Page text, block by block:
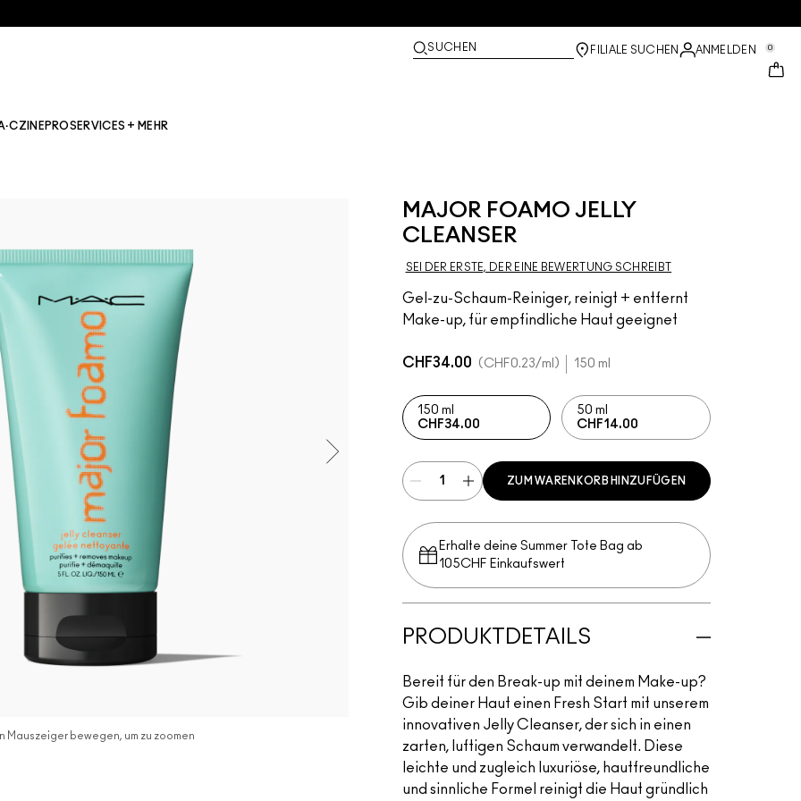
SUCHEN FILIALE SUCHEN ANMELDEN 0
PROSERVICES + MEHR
MAJOR FOAMO JELLY
CLEANSER
SEI DER ERSTE, DER EINE BEWERTUNG SCHREIBT
Gel-zu-Schaum-Reiniger, reinigt + entfernt
Make-up, für empfindliche Haut geeignet
Mauszeiger bewegen, um zu zoomen
CHF34.00 CHF0.23/ml 150 ml
150 ml
CHF34.00
50 ml
CHF14.00
ZUM WARENKORB HINZUFÜGEN
Erhalte deine Summer Tote Bag ab
105CHF Einkaufswert​
PRODUKTDETAILS
Bereit für den Break-up mit deinem Make-up?
Gib deiner Haut einen Fresh Start mit unserem
innovativen Jelly Cleanser, der sich in einen
zarten, luftigen Schaum verwandelt. Diese
leichte und zugleich luxuriöse, hautfreundliche
und sinnliche Formel reinigt die Haut gründlich